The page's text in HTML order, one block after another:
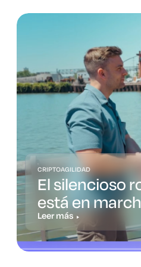
CRIPTOAGILIDAD
El silencioso
está en
Leer más